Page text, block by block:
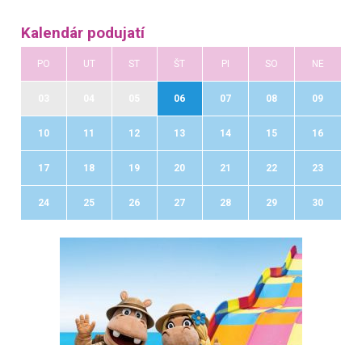
Kalendár podujatí
PO UT ST ŠT PI SO NE
06 07 08 09
10 11 12 13 14 15 16
17 18 19 20 21 22 23
24 25 26 27 28 29 30